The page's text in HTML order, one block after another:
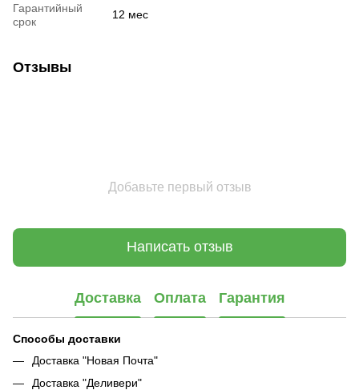
Гарантийный
срок
12 мес
Отзывы
Добавьте первый отзыв
Написать отзыв
Доставка Оплата Гарантия
Способы доставки
Доставка "Новая Почта"
Доставка "Деливери"